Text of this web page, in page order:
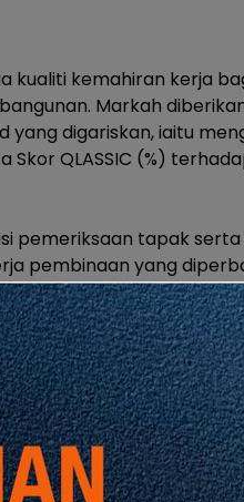
kualiti kemahiran kerja
Markah
digariskan, iaitu
Skor QLASSIC (%)
pemeriksaan tapak
pembinaan yang
prinsip ini ialah untuk
Time”.